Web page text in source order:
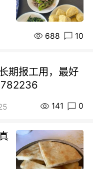
688 10
期报工用，最好
141 0